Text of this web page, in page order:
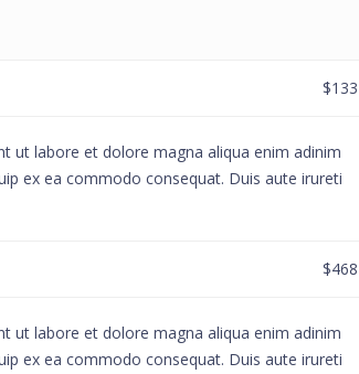
$133
ut labore et dolore magna aliqua enim adinim
ex ea commodo consequat. Duis aute irureti
$468
ut labore et dolore magna aliqua enim adinim
ex ea commodo consequat. Duis aute irureti